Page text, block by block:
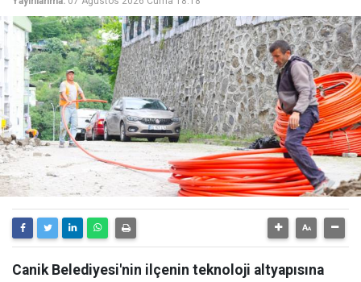
Canik Belediyesi'nin ilçenin teknoloji altyapısına